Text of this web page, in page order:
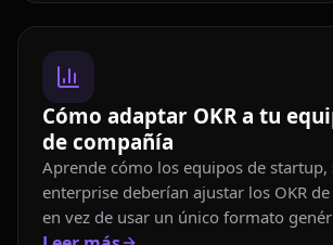
Cómo adaptar OKR a tu
de compañía
Aprende cómo los equipos de startup,
enterprise deberían ajustar los OKR
en vez de usar un único formato